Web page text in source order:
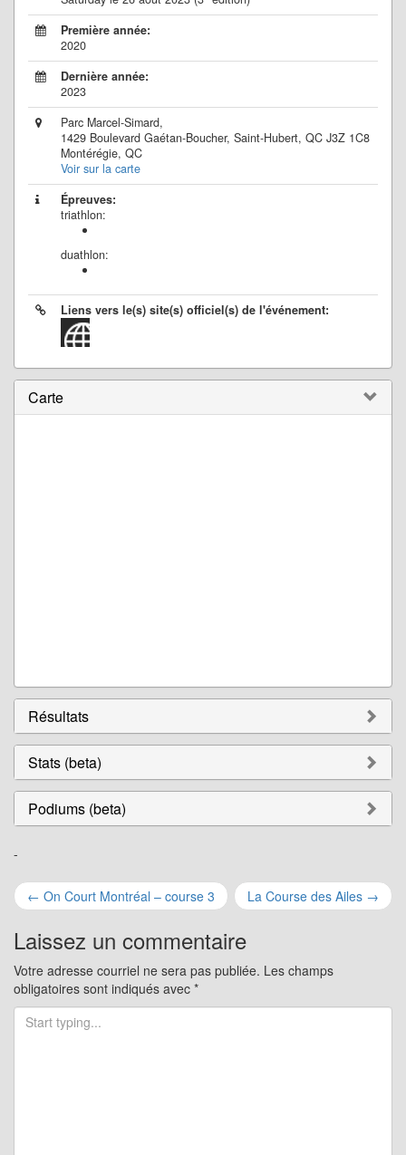
Première année:
2020
Dernière année:
2023
Parc Marcel-Simard,
1429 Boulevard Gaétan-Boucher, Saint-Hubert, QC J3Z 1C8
Montérégie, QC
Voir sur la carte
Épreuves:
triathlon:
duathlon:
Liens vers le(s) site(s) officiel(s) de l'événement:
Carte
Résultats
Stats (beta)
Podiums (beta)
-
Navigation
pour
les
articles
← On Court Montréal – course 3 La Course des Ailes →
Laissez un commentaire
Votre adresse courriel ne sera pas publiée. Les champs
obligatoires sont indiqués avec *